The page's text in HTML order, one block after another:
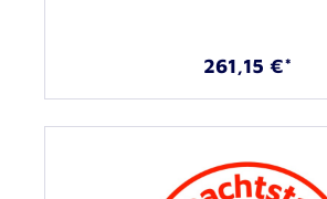
261,15 €*